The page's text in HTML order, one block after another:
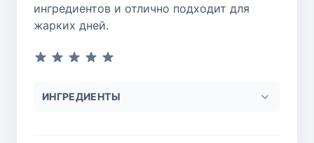
ингредиентов и отлично подходит для
жарких дней.
ИНГРЕДИЕНТЫ